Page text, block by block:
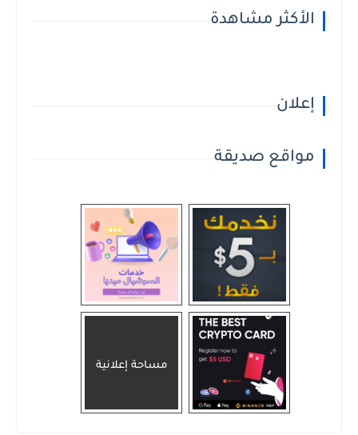
الأكثر مشاهدة
إعلان
مواقع صديقة
مساحة إعلانية